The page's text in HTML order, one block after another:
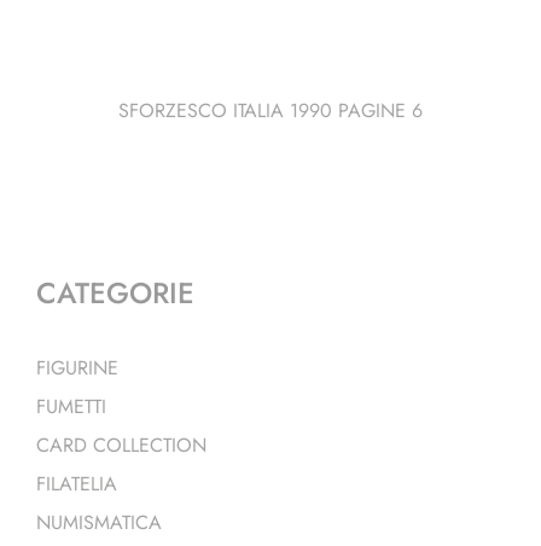
SFORZESCO ITALIA 1990 PAGINE 6
CATEGORIE
FIGURINE
FUMETTI
CARD COLLECTION
FILATELIA
NUMISMATICA